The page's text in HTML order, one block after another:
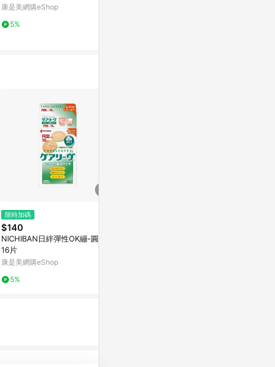
康是美網購eShop
5%
限時加碼
$140
NICHIBAN日絆彈性OK繃-圓點型
16片
康是美網購eShop
5%